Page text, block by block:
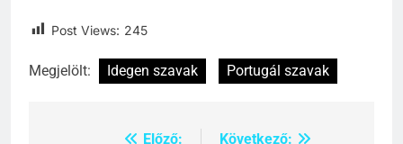
Idegen szavak Portugál szavak